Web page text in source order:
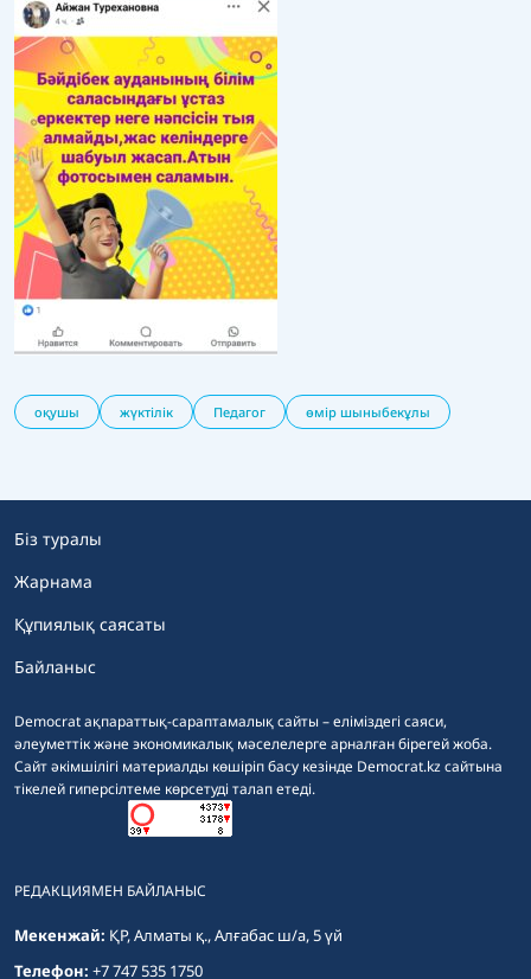
оқушы жүктілік Педагог өмір шыныбекұлы
Democrat ақпараттық-сараптамалық сайты – еліміздегі саяси,
әлеуметтік және экономикалық мәселелерге арналған бірегей жоба.
Сайт әкімшілігі материалды көшіріп басу кезінде Democrat.kz сайтына
тікелей гиперсілтеме көрсетуді талап етеді.
Біз туралы
Жарнама
Құпиялық саясаты
Байланыс
РЕДАКЦИЯМЕН БАЙЛАНЫС
Мекенжай: ҚР, Алматы қ., Алғабас ш/а, 5 үй
Телефон: +7 747 535 1750